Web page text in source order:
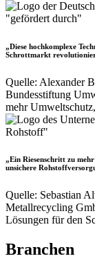
„Diese hochkomplexe
Schrottmarkt
Quelle: Alexander
Bundesstiftung
mehr
„Ein Riesenschritt zu
unsichere
Quelle: Sebastian
Metallrecycling
Lösungen für den
Branchen